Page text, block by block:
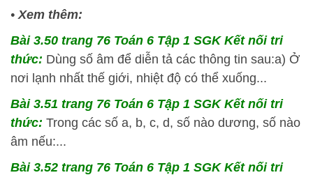
•Xem thêm:
Bài 3.50 trang 76 Toán 6 Tập 1 SGK Kết nối tri
thức: Dùng số âm để diễn tả các thông tin sau:a) Ở
nơi lạnh nhất thế giới, nhiệt độ có thể xuống...
Bài 3.51 trang 76 Toán 6 Tập 1 SGK Kết nối tri
thức: Trong các số a, b, c, d, số nào dương, số nào
âm nếu:...
Bài 3.52 trang 76 Toán 6 Tập 1 SGK Kết nối tri